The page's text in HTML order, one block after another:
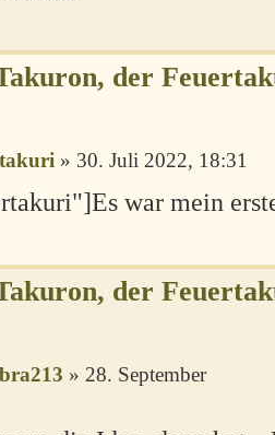
der
» 30. Juli 2022, 18:31
war mein
der
» 28. September